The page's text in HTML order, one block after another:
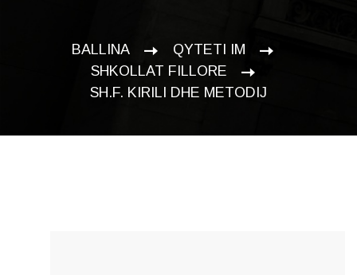
BALLINA
QYTETI IM
SHKOLLAT FILLORE
SH.F. KIRILI DHE METODIJ